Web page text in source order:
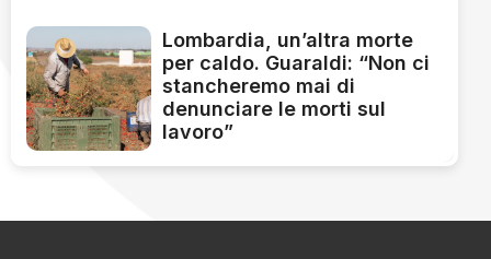
Lombardia, un’altra morte
per caldo. Guaraldi: “Non ci
stancheremo mai di
denunciare le morti sul
lavoro”